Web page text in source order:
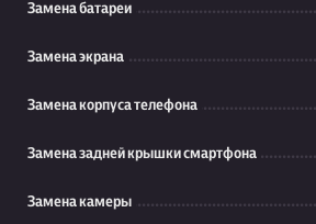
Замена батареи
Замена экрана
Замена корпуса телефона
Замена задней крышки смартфона
Замена камеры